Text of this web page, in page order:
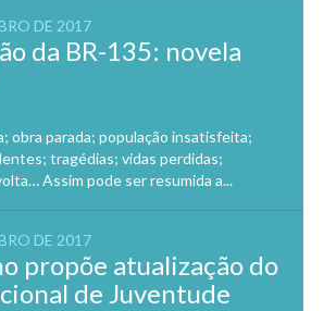
DE 2017
da BR-135: novela
obra parada; população insatisfeita;
tragédias; vidas perdidas;
Assim pode ser resumida a...
DE 2017
propõe atualização do
de Juventude